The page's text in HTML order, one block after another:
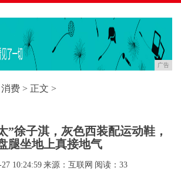
广告
消费 > 正文 >
”徐子淇，灰色西装配运动鞋，
腿坐地上真接地气
10:24:59 来源：互联网 阅读：33